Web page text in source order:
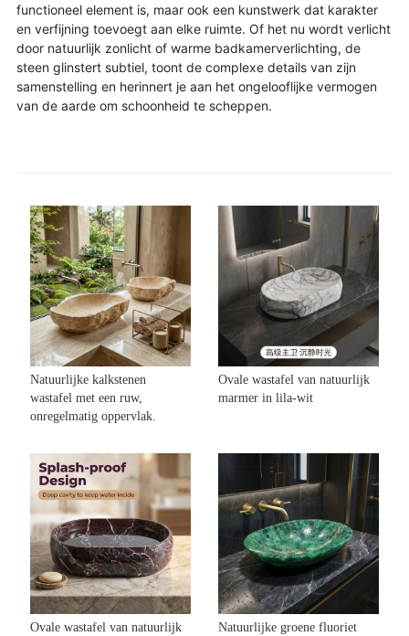
functioneel element is, maar ook een kunstwerk dat karakter
en verfijning toevoegt aan elke ruimte. Of het nu wordt verlicht
door natuurlijk zonlicht of warme badkamerverlichting, de
steen glinstert subtiel, toont de complexe details van zijn
samenstelling en herinnert je aan het ongelooflijke vermogen
van de aarde om schoonheid te scheppen.
Natuurlijke kalkstenen
wastafel met een ruw,
onregelmatig oppervlak.
Ovale wastafel van natuurlijk
marmer in lila-wit
Ovale wastafel van natuurlijk
Natuurlijke groene fluoriet